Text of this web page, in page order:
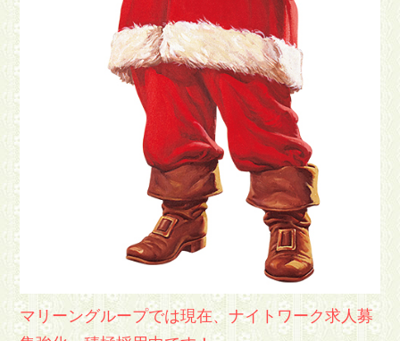
マリーングループでは現在、ナイトワーク求人募